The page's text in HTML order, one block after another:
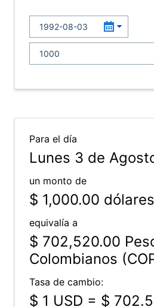
Para el día
Lunes 3 de
un monto de
$ 1,000.00
equivalía a
$ 702,520.00
Colombianos
Tasa de cambio:
$ 1 USD = $